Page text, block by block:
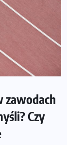
zawodach
Czy